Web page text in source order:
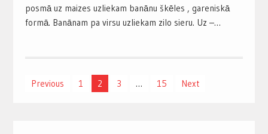
posmā uz maizes uzliekam banānu škēles , gareniskā
formā. Banānam pa virsu uzliekam zilo sieru. Uz –…
Posts
Previous 1 2 3 … 15 Next